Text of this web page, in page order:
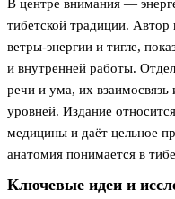
В центре внимания —
тибетской традиции.
ветры-энергии и тигле,
и внутренней работы.
речи и ума, их взаимосвязь
уровней. Издание
медицины и даёт цельное
анатомия понимается в
Ключевые идеи и